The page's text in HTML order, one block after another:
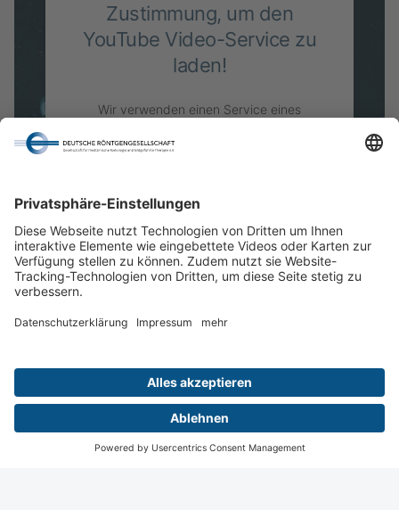
Zustimmung, um den
YouTube Video-Service zu
laden!
Wir verwenden einen Service eines
Dieser Service kann Daten zu Ihren
des Service zu, um dieses Video anzusehen.
Mehr Informationen
powered byUsercentrics Consent
Digital Menü Termine